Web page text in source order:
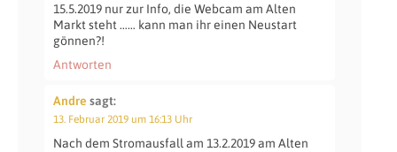
15.5.2019 nur zur Info, die Webcam am Alten
Markt steht …… kann man ihr einen Neustart
gönnen?!
Antworten
Andre sagt:
13. Februar 2019 um 16:13 Uhr
Nach dem Stromausfall am 13.2.2019 am Alten